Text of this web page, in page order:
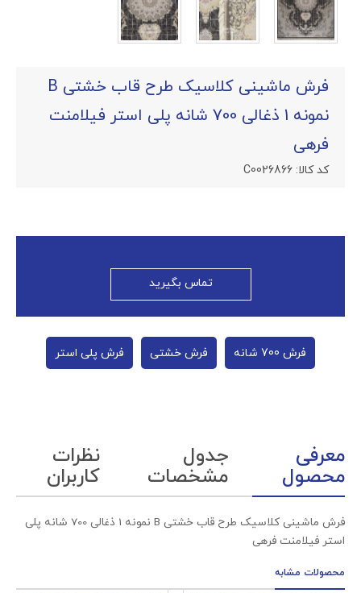
فرش ماشینی کلاسیک طرح قاب خشتی B
نمونه 1 ذغالی 700 شانه پلی استر فیلامنت
فرهی
کد کالا: C0026866
تماس بگیرید
فرش 700 شانه فرش خشتی فرش پلی استر
معرفی
محصول
جدول
مشخصات
نظرات
کاربران
فرش ماشینی کلاسیک طرح قاب خشتی B نمونه 1 ذغالی 700 شانه پلی
استر فیلامنت فرهی
محصولات مشابه